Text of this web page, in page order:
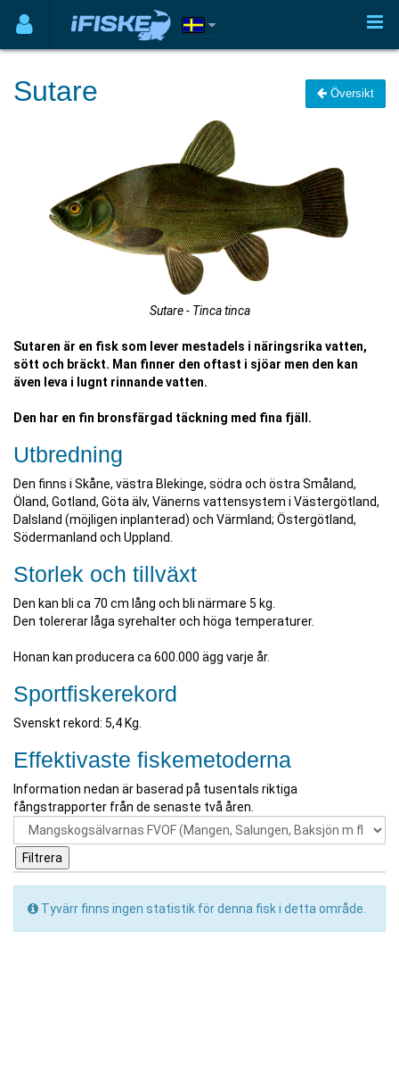
Sutare Översikt
Sutare - Tinca tinca
Sutaren är en fisk som lever mestadels i näringsrika vatten,
sött och bräckt. Man finner den oftast i sjöar men den kan
även leva i lugnt rinnande vatten.
Den har en fin bronsfärgad täckning med fina fjäll.
Utbredning
Den finns i Skåne, västra Blekinge, södra och östra Småland,
Öland, Gotland, Göta älv, Vänerns vattensystem i Västergötland,
Dalsland (möjligen inplanterad) och Värmland; Östergötland,
Södermanland och Uppland.
Storlek och tillväxt
Den kan bli ca 70 cm lång och bli närmare 5 kg.
Den tolererar låga syrehalter och höga temperaturer.
Honan kan producera ca 600.000 ägg varje år.
Sportfiskerekord
Svenskt rekord: 5,4 Kg.
Effektivaste fiskemetoderna
Information nedan är baserad på tusentals riktiga
fångstrapporter från de senaste två åren.
Tyvärr finns ingen statistik för denna fisk i detta område.